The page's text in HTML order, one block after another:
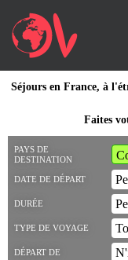
Séjours en France, à
Faites
PAYS DE
DESTINATION
DATE DE DÉPART
DURÉE
TYPE DE VOYAGE
DÉPART DE